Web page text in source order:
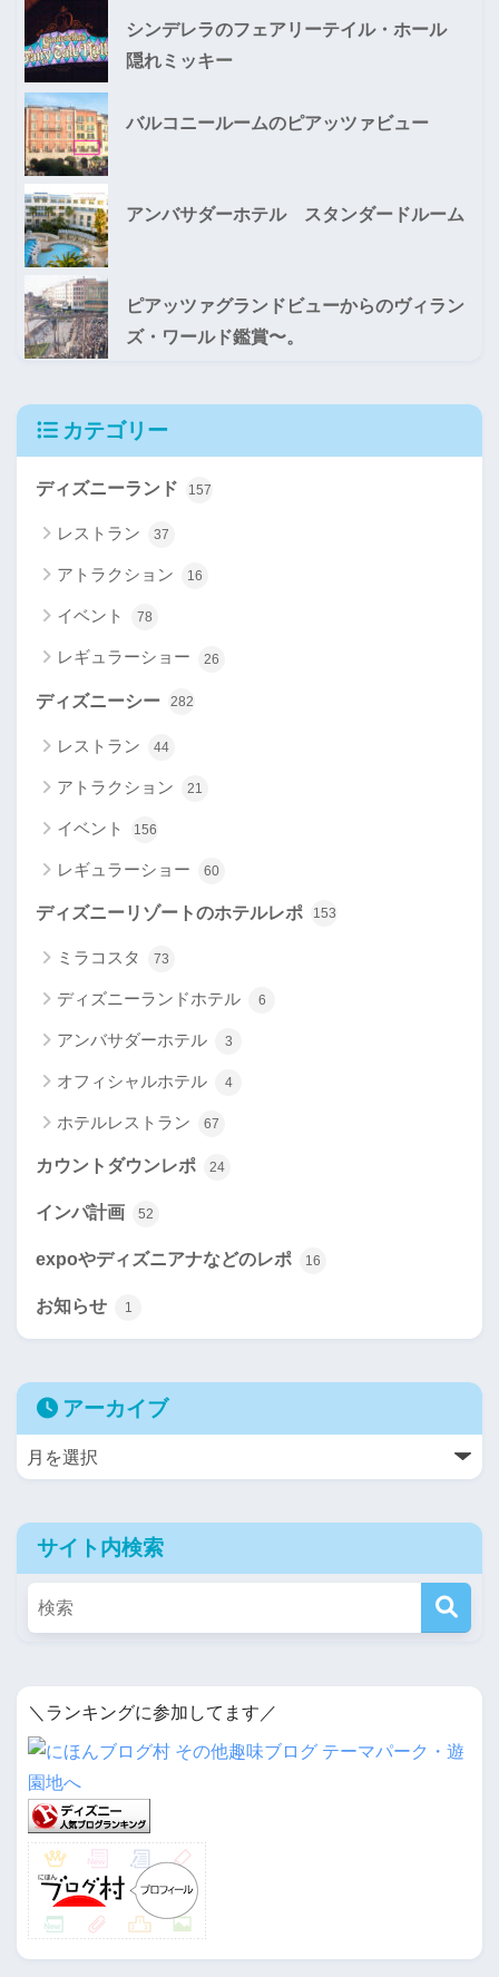
シンデレラのフェアリーテイル・ホール
隠れミッキー
バルコニールームのピアッツァビュー
アンバサダーホテル スタンダードルーム
ピアッツァグランドビューからのヴィラン
ズ・ワールド鑑賞〜。
カテゴリー
ディズニーランド 157
レストラン 37
アトラクション 16
イベント 78
レギュラーショー 26
ディズニーシー 282
レストラン 44
アトラクション 21
イベント 156
レギュラーショー 60
ディズニーリゾートのホテルレポ 153
ミラコスタ 73
ディズニーランドホテル 6
アンバサダーホテル 3
オフィシャルホテル 4
ホテルレストラン 67
カウントダウンレポ 24
インパ計画 52
expoやディズニアナなどのレポ 16
お知らせ 1
アーカイブ
サイト内検索
＼ランキングに参加してます／